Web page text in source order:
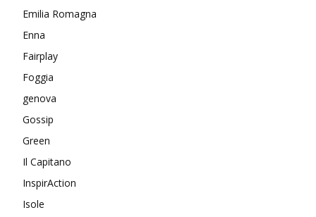
Emilia Romagna
Enna
Fairplay
Foggia
genova
Gossip
Green
Il Capitano
InspirAction
Isole